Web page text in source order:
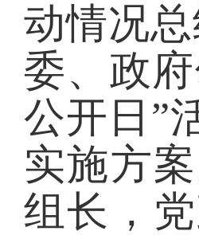
动情况
委、政
公开日”
实施方
组长，